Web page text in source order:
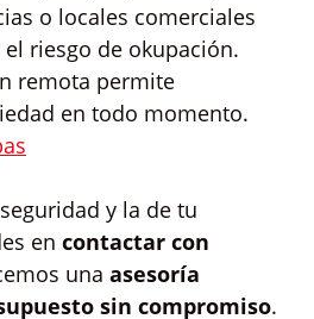
o locales comerciales
riesgo de okupación.
remota permite
en todo momento.
y la de tu
en contactar con
una asesoría
sin compromiso.